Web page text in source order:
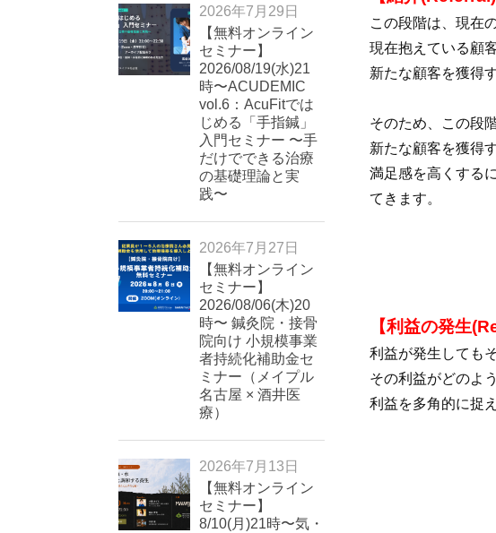
この段階は、現在
現在抱えている顧
新たな顧客を獲得
そのため、この段
新たな顧客を獲得
満足感を高くする
てきます。
【利益の発生
利益が発生しても
その利益がどのよ
利益を多角的に捉
2026年7月29日
【無料オンライン
セミナー】
2026/08/19(水)21
時〜ACUDEMIC
vol.6：AcuFitでは
じめる「手指鍼」
入門セミナー 〜手
だけでできる治療
の基礎理論と実
践〜
2026年7月27日
【無料オンライン
セミナー】
2026/08/06(木)20
時〜 鍼灸院・接骨
院向け 小規模事業
者持続化補助金セ
ミナー（メイプル
名古屋 × 酒井医
療）
2026年7月13日
【無料オンライン
セミナー】
8/10(月)21時〜気・